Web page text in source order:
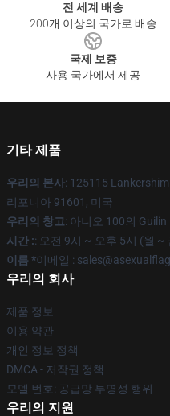
전 세계 배송
200개 이상의 국가로 배송
국제 보증
사용 국가에서 제공
기타 제품
우리의 본사: 125115
리포니아 91601, 미국
우리의 창고: 아니오 100의 Guilin
시간 :: 오전 9시 ~ 오후 5시 (월 ~
이름 *이메일 :
우리의 회사
제품 정보
이용 약관
개인 정보 정책
DMCA - 저작권 정책
모델 번호: 공급망 투명성 행위
우리의 지원